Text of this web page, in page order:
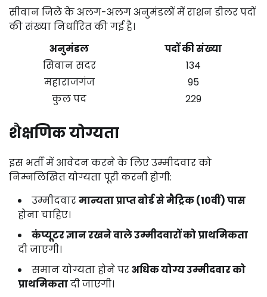
सीवान जिले के अलग-अलग अनुमंडलों में राशन डीलर पदों
की संख्या निर्धारित की गई है।
अनुमंडल
पदों की संख्या
सिवान सदर
134
महाराजगंज
95
कुल पद
229
शैक्षणिक योग्यता
इस भर्ती में आवेदन करने के लिए उम्मीदवार को
निम्नलिखित योग्यता पूरी करनी होगी:
उम्मीदवारमान्यता प्राप्त बोर्ड से मैट्रिक (10वीं) पास
होना चाहिए।
कंप्यूटर ज्ञान रखने वाले उम्मीदवारों को प्राथमिकता
दी जाएगी।
समान योग्यता होने परअधिक योग्य उम्मीदवार को
प्राथमिकतादी जाएगी।